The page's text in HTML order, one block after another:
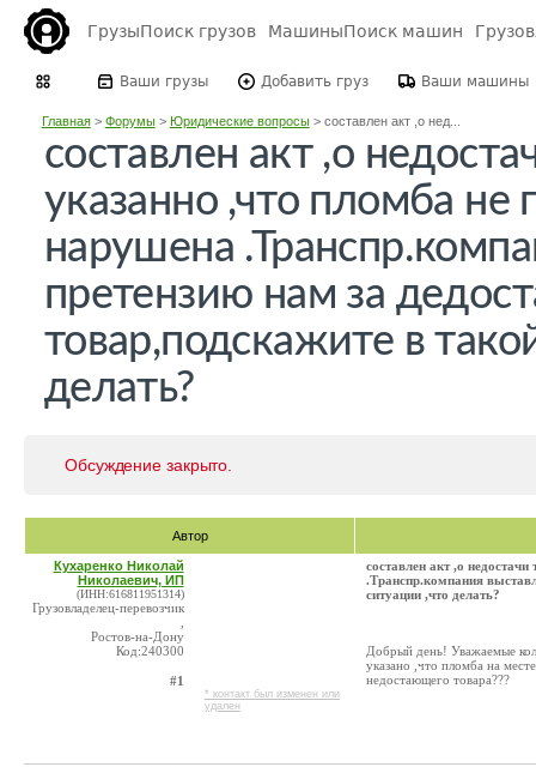
ГрузыПоиск грузов МашиныПоиск машин
Ваши грузы Добавить груз Ваши машины
Главная> Форумы> Юридические вопросы> составлен акт ,о нед...
составлен акт ,о
указанно ,что пломба не
нарушена
претензию нам за
товар,подскажите в
делать?
Обсуждение закрыто.
Автор
Кухаренко Николай
Николаевич, ИП
(ИНН:616811951314)
Грузовладелец-перевозчик
Ростов-на-Дону
Код:240300
#1
* контакт был изменен или
удален
составлен акт ,о
.Транспр.компания
ситуации ,что делать?
Добрый день! Уважаемые
указано ,что пломба на
недостающего товара???